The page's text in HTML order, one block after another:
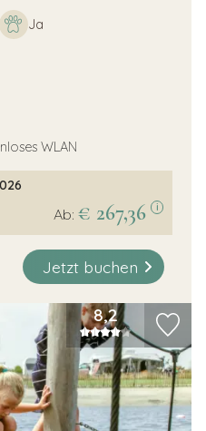
Ja
WLAN
Ab: € 267,36 i
Jetzt buchen
8,2